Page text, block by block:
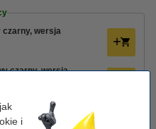
i
czarny, wersja
czarny, wersja